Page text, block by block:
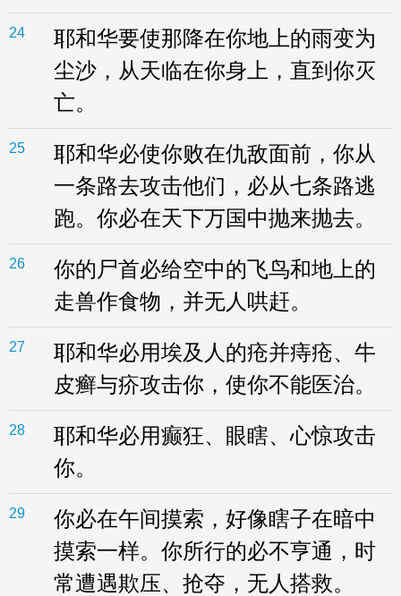
24
耶和华要使那降在你地上的雨变为
尘沙，从天临在你身上，直到你灭
亡。
25
耶和华必使你败在仇敌面前，你从
一条路去攻击他们，必从七条路逃
跑。你必在天下万国中抛来抛去。
26
你的尸首必给空中的飞鸟和地上的
走兽作食物，并无人哄赶。
27
耶和华必用埃及人的疮并痔疮、牛
皮癣与疥攻击你，使你不能医治。
28
耶和华必用癫狂、眼瞎、心惊攻击
你。
29
你必在午间摸索，好像瞎子在暗中
摸索一样。你所行的必不亨通，时
常遭遇欺压、抢夺，无人搭救。